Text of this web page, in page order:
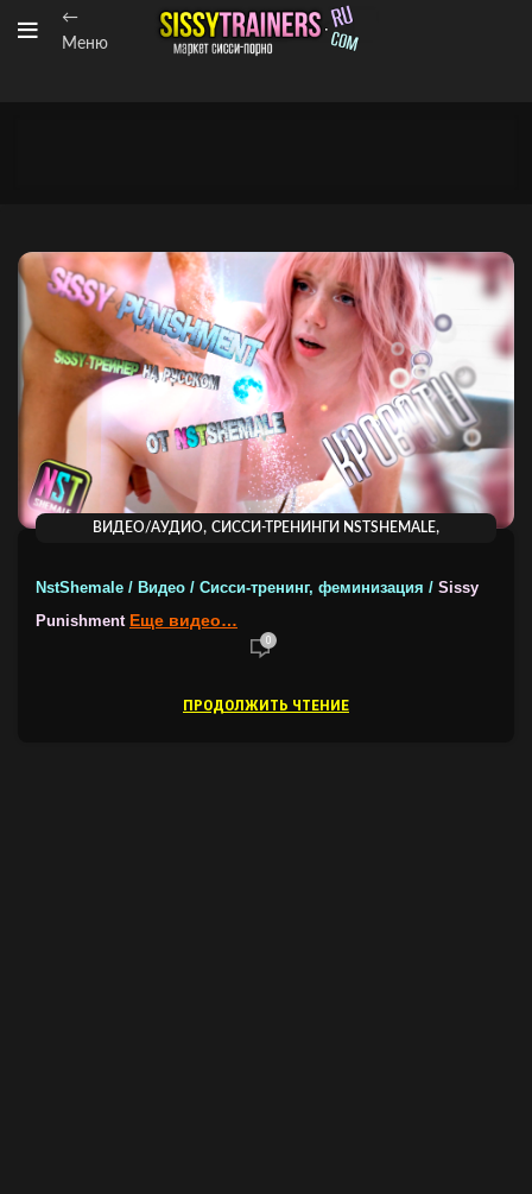
←
Меню
ВИДЕО/АУДИО, СИССИ-ТРЕНИНГИ NSTSHEMALE,
NstShemale / Видео / Cисси-тренинг, феминизация / Sissy
Punishment Еще видео…
0
ПРОДОЛЖИТЬ ЧТЕНИЕ